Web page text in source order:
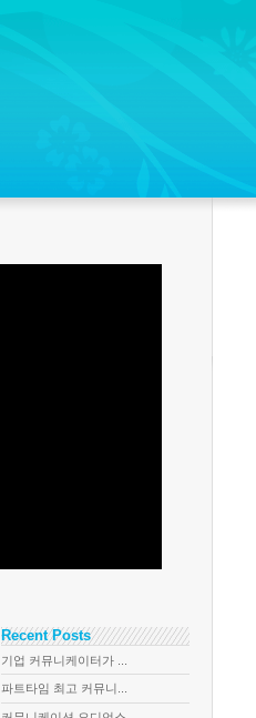
Recent Posts
기업 커뮤니케이터가 ...
파트타임 최고 커뮤니...